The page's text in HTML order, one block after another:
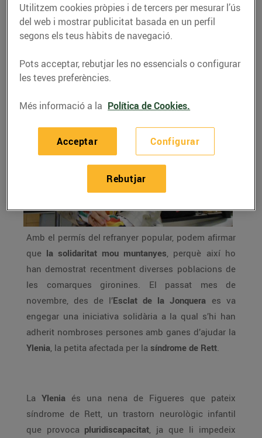
La solidaritat mou
muntanyes
Amb el permís del refranyer popular, podem afirmar
que la solidaritat mou muntanyes , perquè així ho
han demostrat recentment diverses poblacions de
les comarques gironines. El passat mes de
novembre, des de l’Esclat de la Jonquera es va
engegar una iniciativa solidària a la qual s’hi han
adherit nombroses persones amb ganes d’ajudar la
Ylenia , la petita afectada per la síndrome de Rett
La Ylenia és una nena de Figueres que pateix
síndrome de Rett, un trastorn neurològic infantil
que provoca pluridiscapacitat , ja que li impedeix
Utilitzem cookies pròpies i de tercers per mesurar l’ús
del web i mostrar publicitat basada en un perfil
segons els teus hàbits de navegació.
Pots acceptar, rebutjar les no essencials o configurar
les teves preferències.
Més informació a la Política de Cookies.
Configurar
Rebutjar
Acceptar